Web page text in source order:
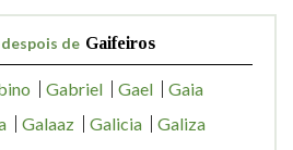
de Gaifeiros
Gabriel Gael
Gaia
Galaaz Galicia Galiza